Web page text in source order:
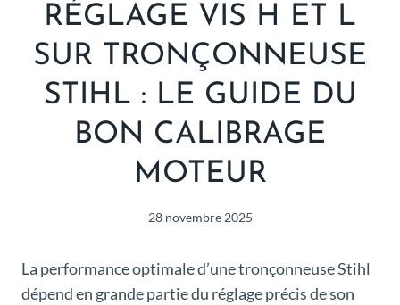
RÉGLAGE VIS H ET L
SUR TRONÇONNEUSE
STIHL : LE GUIDE DU
BON CALIBRAGE
MOTEUR
28 novembre 2025
La performance optimale d’une tronçonneuse Stihl
dépend en grande partie du réglage précis de son